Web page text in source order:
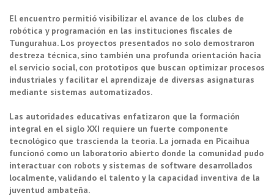
El encuentro permitió visibilizar el avance de los clubes de
robótica y programación en las instituciones fiscales de
Tungurahua. Los proyectos presentados no solo demostraron
destreza técnica, sino también una profunda orientación hacia
el servicio social, con prototipos que buscan optimizar procesos
industriales y facilitar el aprendizaje de diversas asignaturas
mediante sistemas automatizados.
Las autoridades educativas enfatizaron que la formación
integral en el siglo XXI requiere un fuerte componente
tecnológico que trascienda la teoría. La jornada en Picaihua
funcionó como un laboratorio abierto donde la comunidad pudo
interactuar con robots y sistemas de software desarrollados
localmente, validando el talento y la capacidad inventiva de la
juventud ambateña.